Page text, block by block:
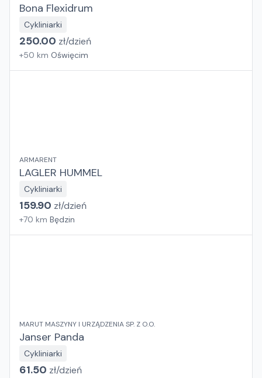
Bona Flexidrum
Cykliniarki
250.00 zł/dzień
+50 km Oświęcim
ARMARENT
LAGLER HUMMEL
Cykliniarki
159.90 zł/dzień
+70 km Będzin
MARUT MASZYNY I URZĄDZENIA SP. Z O.O.
Janser Panda
Cykliniarki
61.50 zł/dzień